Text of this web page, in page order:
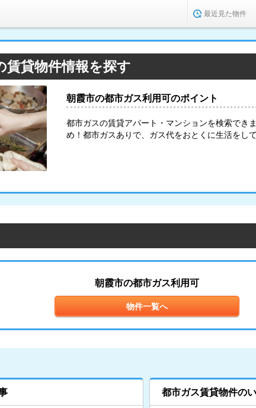
最近見た物件
賃貸物件情報を探す
朝霞市の都市ガス利用可のポイント
都市ガスの賃貸アパート・マンションを検索でき
め！都市ガスありで、ガス代をおとくに生活をし
朝霞市の都市ガス利用可
物件一覧へ
都市ガス賃貸物件の